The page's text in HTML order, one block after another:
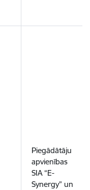
Piegādātāju
apvienības
SIA “E-
Synergy” un